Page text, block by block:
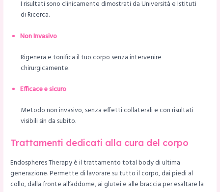
I risultati sono clinicamente dimostrati da Università e Istituti
di Ricerca.
Non Invasivo
Rigenera e tonifica il tuo corpo senza intervenire
chirurgicamente.
Efficace e sicuro
Metodo non invasivo, senza effetti collaterali e con risultati
visibili sin da subito.
Trattamenti dedicati alla cura del corpo
Endospheres Therapy è il trattamento total body di ultima
generazione. Permette di lavorare su tutto il corpo, dai piedi al
collo, dalla fronte all’addome, ai glutei e alle braccia per esaltare la